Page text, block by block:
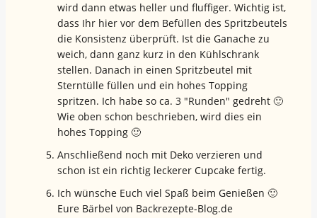
wird dann etwas heller und fluffiger. Wichtig ist,
dass Ihr hier vor dem Befüllen des Spritzbeutels
die Konsistenz überprüft. Ist die Ganache zu
weich, dann ganz kurz in den Kühlschrank
stellen. Danach in einen Spritzbeutel mit
Sterntülle füllen und ein hohes Topping
spritzen. Ich habe so ca. 3 "Runden" gedreht 🙂
Wie oben schon beschrieben, wird dies ein
hohes Topping 🙂
Anschließend noch mit Deko verzieren und
schon ist ein richtig leckerer Cupcake fertig.
Ich wünsche Euch viel Spaß beim Genießen 🙂
Eure Bärbel von Backrezepte-Blog.de